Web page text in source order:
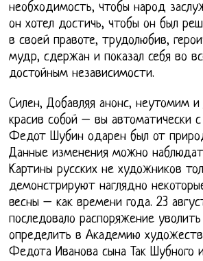
необходимость, чтобы народ
он хотел достичь, чтобы он был
в своей правоте, трудолюбив,
мудр, сдержан и показал себя во
достойным независимости.
Силен, Добавляя анонс, неутомим и
красив собой – вы автоматически с
Федот Шубин одарен был от
Данные изменения можно
Картины русских не художников
демонстрируют наглядно
весны – как времени года. 23
последовало распоряжение
определить в Академию художеств
Федота Иванова сына Так Шубного